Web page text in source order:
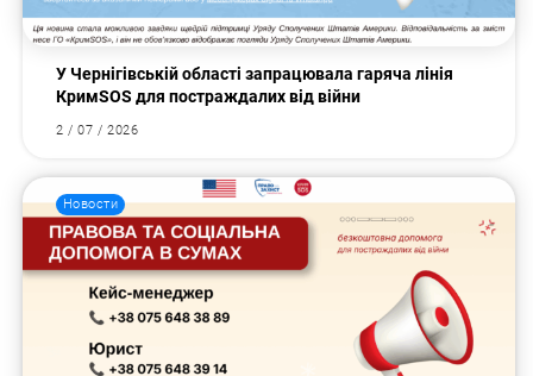
У Чернігівській області запрацювала гаряча лінія
КримSOS для постраждалих від війни
2 / 07 / 2026
Новости